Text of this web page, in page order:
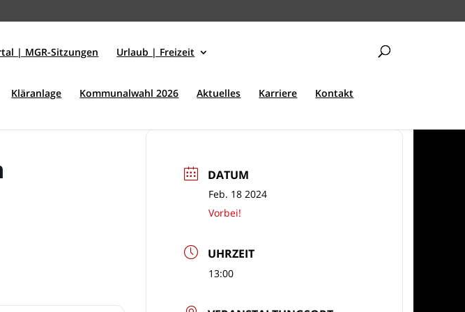
| MGR-Sitzungen Urlaub | Freizeit
Kläranlage Kommunalwahl 2026 Aktuelles Karriere Kontakt
DATUM
Feb. 18 2024
Vorbei!
UHRZEIT
13:00